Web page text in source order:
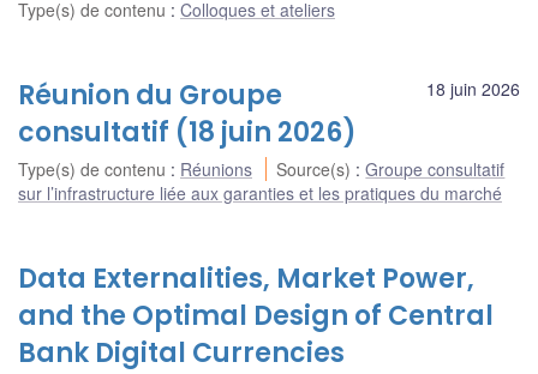
Type(s) de contenu : Colloques et ateliers
18 juin 2026
Réunion du Groupe
consultatif (18 juin 2026)
Type(s) de contenu : Réunions Source(s) :Groupe consultatif
sur l’infrastructure liée aux garanties et les pratiques du marché
Data Externalities, Market Power,
and the Optimal Design of Central
Bank Digital Currencies